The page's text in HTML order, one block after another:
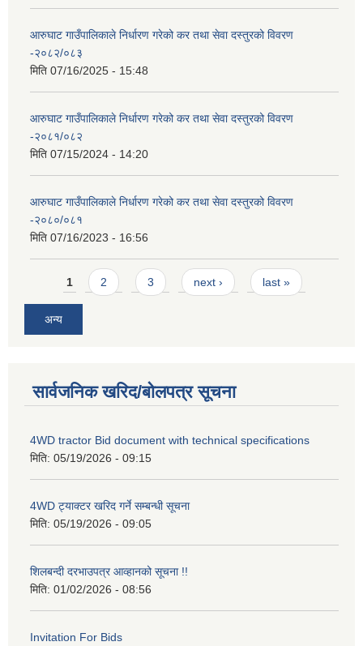
आरुघाट गाउँपालिकाले निर्धारण गरेको कर तथा सेवा दस्तुरको विवरण
-२०८२/०८३
मिति 07/16/2025 - 15:48
आरुघाट गाउँपालिकाले निर्धारण गरेको कर तथा सेवा दस्तुरको विवरण
-२०८१/०८२
मिति 07/15/2024 - 14:20
आरुघाट गाउँपालिकाले निर्धारण गरेको कर तथा सेवा दस्तुरको विवरण
-२०८०/०८१
मिति 07/16/2023 - 16:56
Pages
1 2 3 next › last »
अन्य
सार्वजनिक खरिद/बोलपत्र सूचना
4WD tractor Bid document with technical specifications
मिति: 05/19/2026 - 09:15
4WD ट्याक्टर खरिद गर्ने सम्बन्धी सूचना
मिति: 05/19/2026 - 09:05
शिलबन्दी दरभाउपत्र आव्हानको सूचना !!
मिति: 01/02/2026 - 08:56
Invitation For Bids